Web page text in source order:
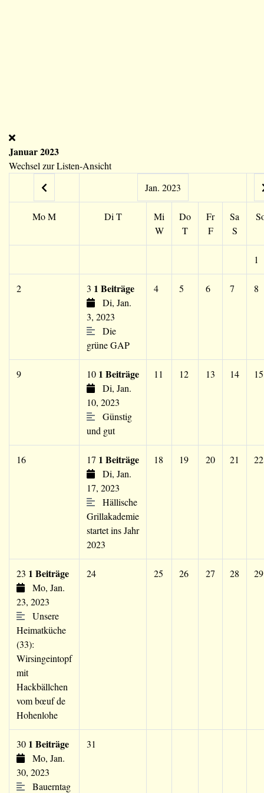
Januar 2023
Wechsel zur Listen-Ansicht
Jan. 2023
MoM Di T
Mi
W
Do
T
Fr
F
Sa
S
1
2 3 1 Beiträge
Di, Jan.
3, 2023
Die
grüne GAP
4 5 6 7 8
9 10 1 Beiträge
Di, Jan.
10, 2023
Günstig
und gut
11 12 13 14 15
16 17 1 Beiträge
Di, Jan.
17, 2023
Hällische
Grillakademie
startet ins Jahr
2023
18 19 20 21 22
23 1 Beiträge
Mo, Jan.
23, 2023
Unsere
Heimatküche
(33):
Wirsingeintopf
mit
Hackbällchen
vom bœuf de
Hohenlohe
24 25 26 27 28 29
30 1 Beiträge
Mo, Jan.
30, 2023
Bauerntag
31